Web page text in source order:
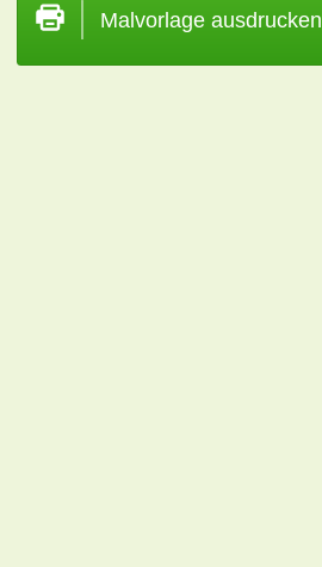
Malvorlage ausdrucken